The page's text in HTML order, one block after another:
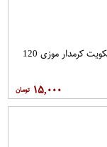
سلامت بیسکویت کرمدار موزی 120
۱۵,۰۰۰